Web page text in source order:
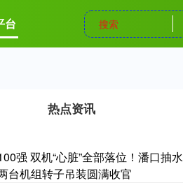
台
热点资讯
强 双机“心脏”全部落位！潘口抽水
台机组转子吊装圆满收官